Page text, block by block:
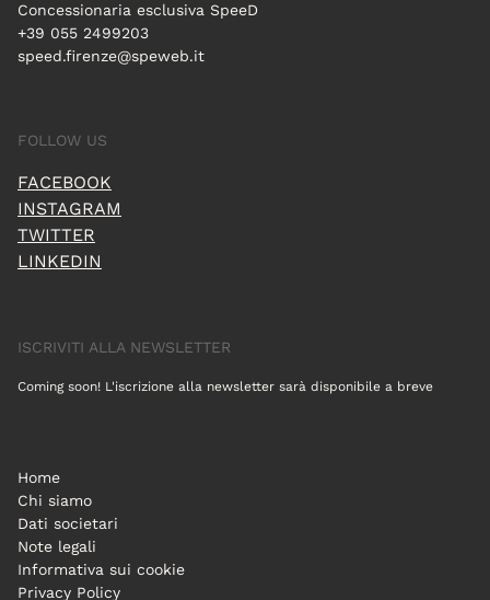
Concessionaria esclusiva SpeeD
+39 055 2499203
speed.firenze@speweb.it
FOLLOW US
FACEBOOK
INSTAGRAM
TWITTER
LINKEDIN
ISCRIVITI ALLA NEWSLETTER
Coming soon! L'iscrizione alla newsletter sarà disponibile a breve
Home
Chi siamo
Dati societari
Note legali
Informativa sui cookie
Privacy Policy